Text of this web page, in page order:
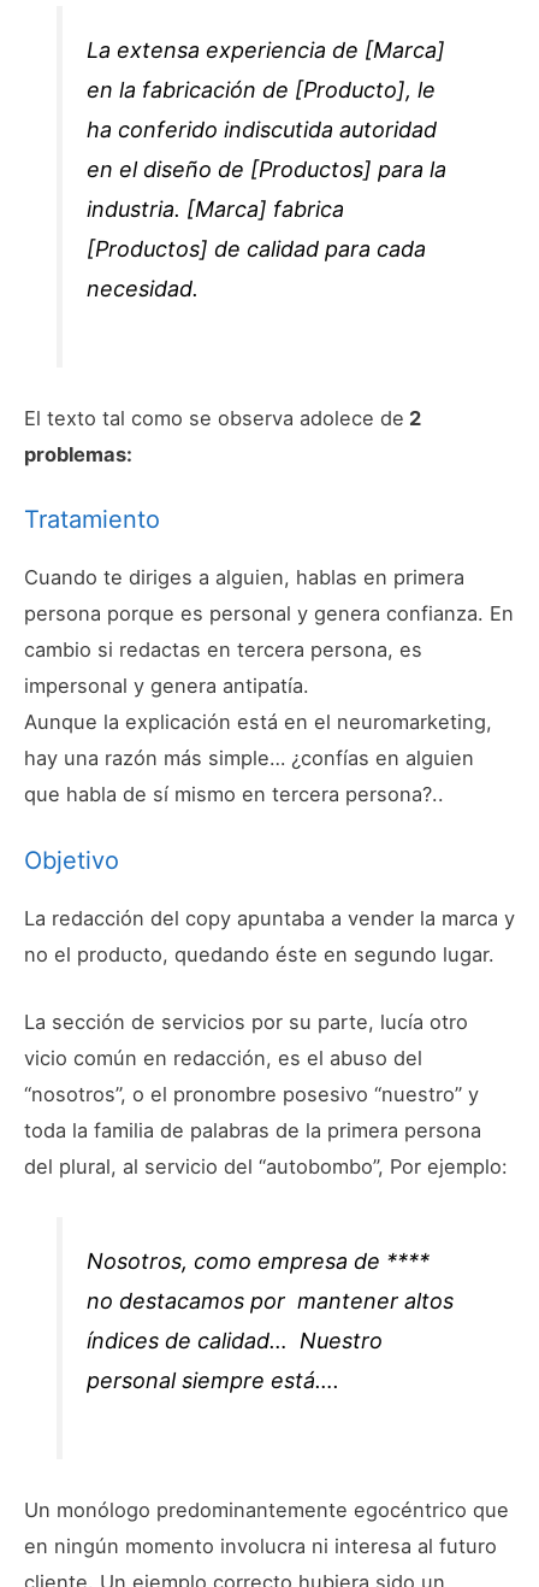
La extensa experiencia de [Marca]
en la fabricación de [Producto], le
ha conferido indiscutida autoridad
en el diseño de [Productos] para la
industria. [Marca] fabrica
[Productos] de calidad para cada
necesidad.
El texto tal como se observa adolece de 2
problemas:
Tratamiento
Cuando te diriges a alguien, hablas en primera
persona porque es personal y genera confianza. En
cambio si redactas en tercera persona, es
impersonal y genera antipatía.
Aunque la explicación está en el neuromarketing,
hay una razón más simple… ¿confías en alguien
que habla de sí mismo en tercera persona?..
Objetivo
La redacción del copy apuntaba a vender la marca y
no el producto, quedando éste en segundo lugar.
La sección de servicios por su parte, lucía otro
vicio común en redacción, es el abuso del
“nosotros”, o el pronombre posesivo “nuestro” y
toda la familia de palabras de la primera persona
del plural, al servicio del “autobombo”, Por ejemplo:
Nosotros, como empresa de ****
no destacamos por mantener altos
índices de calidad… Nuestro
personal siempre está….
Un monólogo predominantemente egocéntrico que
en ningún momento involucra ni interesa al futuro
cliente. Un ejemplo correcto hubiera sido un